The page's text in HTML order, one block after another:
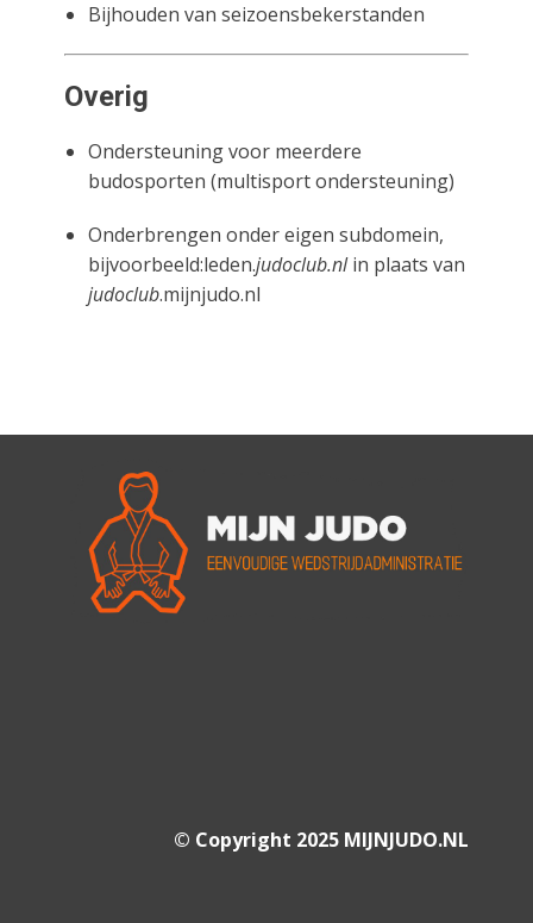
Bijhouden van seizoensbekerstanden
Overig
Ondersteuning voor meerdere
budosporten (multisport ondersteuning)
Onderbrengen onder eigen subdomein,
bijvoorbeeld:leden.judoclub.nlin plaats van
judoclub.mijnjudo.nl
© Copyright 2025 MIJNJUDO.NL